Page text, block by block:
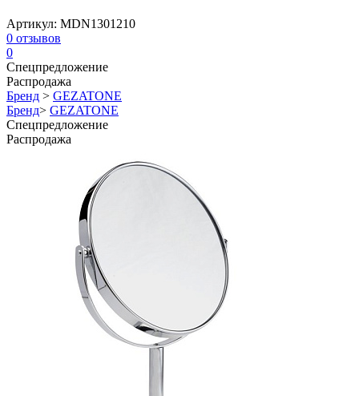
Артикул: MDN1301210
0 отзывов
0
Спецпредложение
Распродажа
Бренд > GEZATONE
Бренд> GEZATONE
Спецпредложение
Распродажа